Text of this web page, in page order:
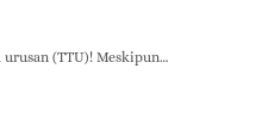
(TTU)! Meskipun…